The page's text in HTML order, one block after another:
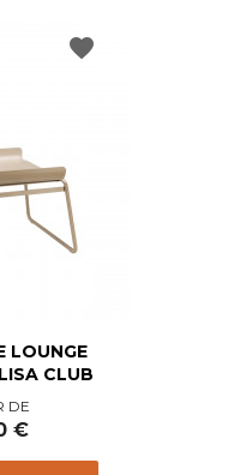
LOUNGE
CLUB
DE
€
favorite